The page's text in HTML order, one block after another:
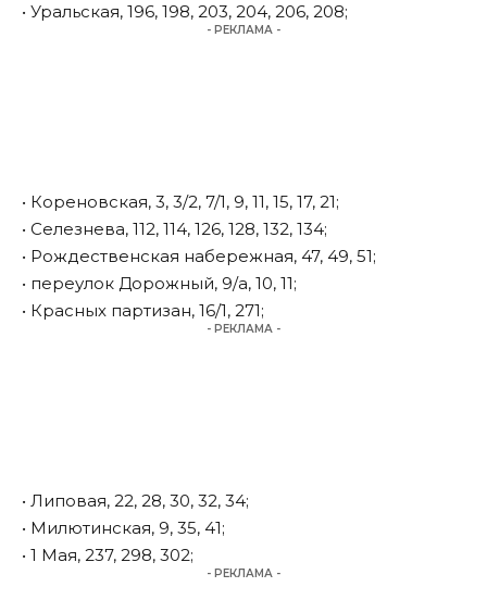
• Уральская, 196, 198, 203, 204, 206, 208;
- РЕКЛАМА -
• Кореновская, 3, 3/2, 7/1, 9, 11, 15, 17, 21;
• Селезнева, 112, 114, 126, 128, 132, 134;
• Рождественская набережная, 47, 49, 51;
• переулок Дорожный, 9/а, 10, 11;
• Красных партизан, 16/1, 271;
- РЕКЛАМА -
• Липовая, 22, 28, 30, 32, 34;
• Милютинская, 9, 35, 41;
• 1 Мая, 237, 298, 302;
- РЕКЛАМА -